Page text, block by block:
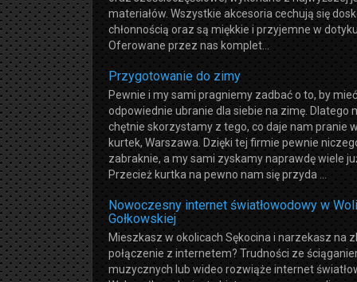
materiałów. Wszystkie akcesoria cechują się
chłonnością oraz są miękkie i przyjemne w
Oferowane przez nas komplet...
Przygotowanie do zimy
Pewnie i my sami pragniemy zadbać o to, by mieć
odpowiednie ubranie dla siebie na zimę. Dlatego
chętnie skorzystamy z tego, co daje nam pranie
kurtek, Warszawa. Dzięki tej firmie pewnie
zabraknie, a my sami zyskamy naprawdę wiele
Przecież kurtka na pewno nam się przyda ...
Nowoczesny internet światłowodowy w Woli
Gołkowskiej
Mieszkasz w okolicach Sękocina i narzekasz na
połączenie z internetem? Trudności ze
muzycznych lub wideo rozwiąże internet